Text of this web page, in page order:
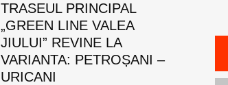
TRASEUL PRINCIPAL
„GREEN LINE VALEA
JIULUI” REVINE LA
VARIANTA: PETROȘANI –
URICANI